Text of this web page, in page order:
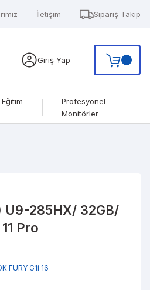
İletişim Sipariş Takip
Giriş Yap
Profesyonel
Monitörler
U9-285HX/ 32GB/
Pro
FURY G1i 16